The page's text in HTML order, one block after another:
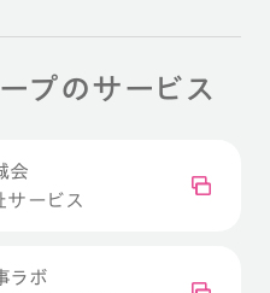
プのサービス
会
サービス
ラボ